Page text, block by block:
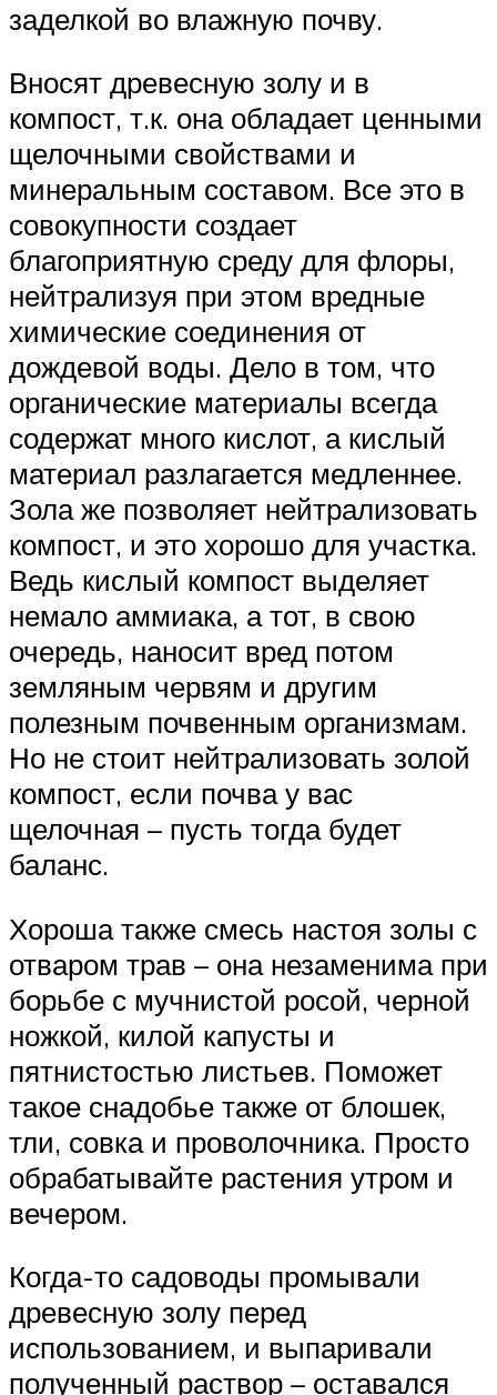
заделкой во влажную почву.
Вносят древесную золу и в
компост, т.к. она обладает ценными
щелочными свойствами и
минеральным составом. Все это в
совокупности создает
благоприятную среду для флоры,
нейтрализуя при этом вредные
химические соединения от
дождевой воды. Дело в том, что
органические материалы всегда
содержат много кислот, а кислый
материал разлагается медленнее.
Зола же позволяет нейтрализовать
компост, и это хорошо для участка.
Ведь кислый компост выделяет
немало аммиака, а тот, в свою
очередь, наносит вред потом
земляным червям и другим
полезным почвенным организмам.
Но не стоит нейтрализовать золой
компост, если почва у вас
щелочная – пусть тогда будет
баланс.
Хороша также смесь настоя золы с
отваром трав – она незаменима при
борьбе с мучнистой росой, черной
ножкой, килой капусты и
пятнистостью листьев. Поможет
такое снадобье также от блошек,
тли, совка и проволочника. Просто
обрабатывайте растения утром и
вечером.
Когда-то садоводы промывали
древесную золу перед
использованием, и выпаривали
полученный раствор – оставался